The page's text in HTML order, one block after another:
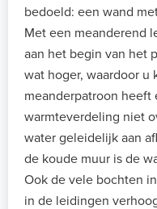
bedoeld: een wand
Met een meanderend
aan het begin van het
wat hoger, waardoor
meanderpatroon heeft
warmteverdeling niet
water geleidelijk aan
de koude muur is de
Ook de vele bochten
in de leidingen